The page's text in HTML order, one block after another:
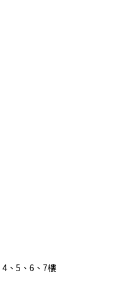
、5、6、7樓